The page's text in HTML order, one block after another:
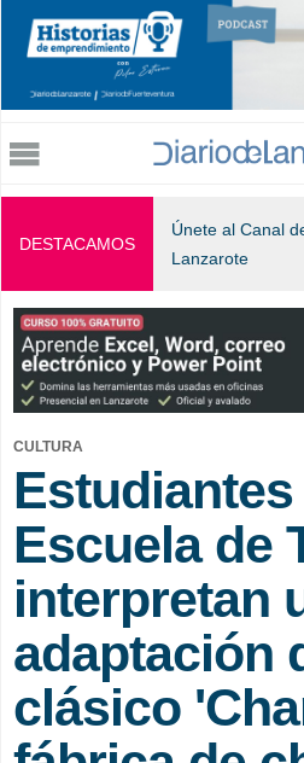
Jump to
DESTACAMOS
Únete al Canal
Lanzarote
CULTURA
Estudiantes
Escuela de
interpretan
adaptación
clásico